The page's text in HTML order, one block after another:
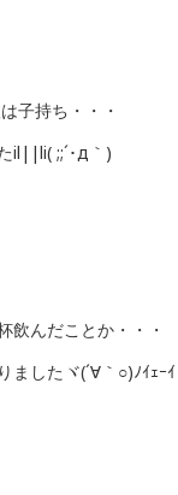
子持ち・・・
il||li( ;;´･д｀)
飲んだことか・・・
したヾ(´∀｀○)ﾉｲｪｰｲ